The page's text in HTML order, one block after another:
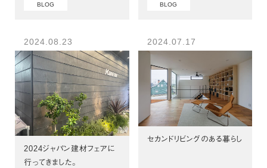
BLOG BLOG
2024.08.23
2024ジャパン建材フェアに
行ってきました。
2024.07.17
セカンドリビングのある暮らし